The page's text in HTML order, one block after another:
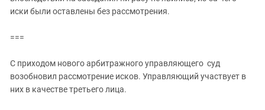
иски были оставлены без рассмотрения.
===
С приходом нового арбитражного управляющего суд
возобновил рассмотрение исков. Управляющий участвует в
них в качестве третьего лица.